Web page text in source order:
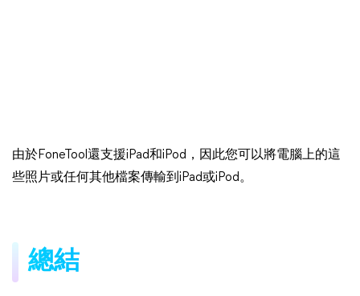
由於FoneTool還支援iPad和iPod，因此您可以將電腦上的這
些照片或任何其他檔案傳輸到iPad或iPod。
總結